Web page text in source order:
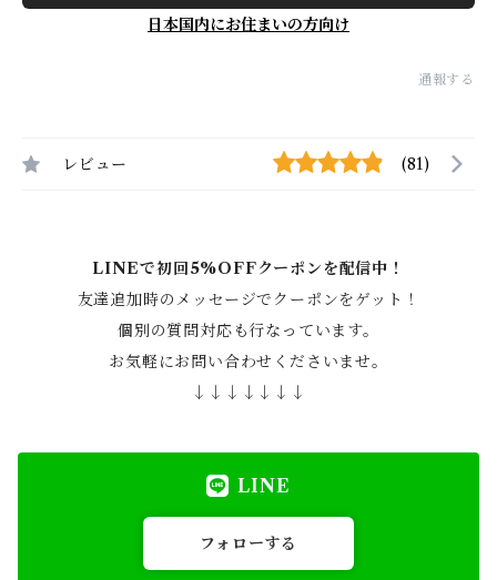
日本国内にお住まいの方向け
通報する
レビュー (81)
LINEで初回5%OFFクーポンを配信中！
友達追加時のメッセージでクーポンをゲット！
個別の質問対応も行なっています。
お気軽にお問い合わせくださいませ。
↓↓↓↓↓↓↓
LINE
フォローする